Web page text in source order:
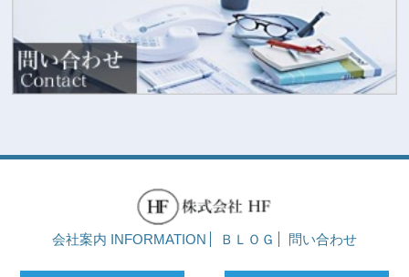
会社案内 INFORMATION ＢＬＯＧ 問い合わせ